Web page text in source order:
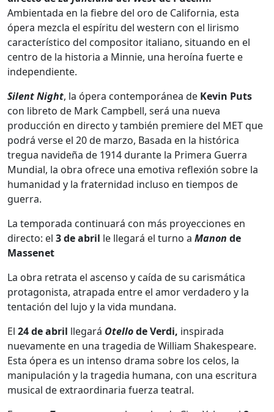
Ambientada en la fiebre del oro de California, esta
ópera mezcla el espíritu del western con el lirismo
característico del compositor italiano, situando en el
centro de la historia a Minnie, una heroína fuerte e
independiente.
Silent Night, la ópera contemporánea de Kevin Puts
con libreto de Mark Campbell, será una nueva
producción en directo y también premiere del MET que
podrá verse el 20 de marzo, Basada en la histórica
tregua navideña de 1914 durante la Primera Guerra
Mundial, la obra ofrece una emotiva reflexión sobre la
humanidad y la fraternidad incluso en tiempos de
guerra.
La temporada continuará con más proyecciones en
directo: el 3 de abril le llegará el turno a Manon de
Massenet
La obra retrata el ascenso y caída de su carismática
protagonista, atrapada entre el amor verdadero y la
tentación del lujo y la vida mundana.
El 24 de abril llegará Otellode Verdi, inspirada
nuevamente en una tragedia de William Shakespeare.
Esta ópera es un intenso drama sobre los celos, la
manipulación y la tragedia humana, con una escritura
musical de extraordinaria fuerza teatral.